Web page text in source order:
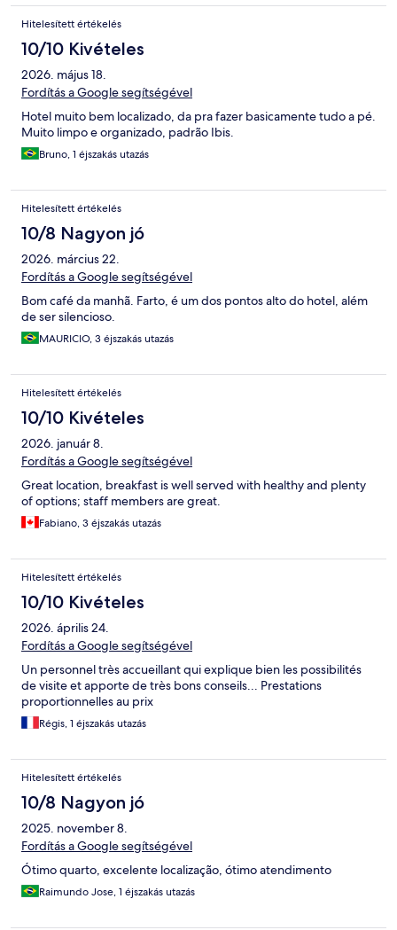
Hitelesített értékelés
10/10 Kivételes
2026. május 18.
Fordítás a Google segítségével
Hotel muito bem localizado, da pra fazer basicamente tudo a pé.
Muito limpo e organizado, padrão Ibis.
Bruno, 1 éjszakás utazás
Hitelesített értékelés
10/8 Nagyon jó
2026. március 22.
Fordítás a Google segítségével
Bom café da manhã. Farto, é um dos pontos alto do hotel, além
de ser silencioso.
MAURICIO, 3 éjszakás utazás
Hitelesített értékelés
10/10 Kivételes
2026. január 8.
Fordítás a Google segítségével
Great location, breakfast is well served with healthy and plenty
of options; staff members are great.
Fabiano, 3 éjszakás utazás
Hitelesített értékelés
10/10 Kivételes
2026. április 24.
Fordítás a Google segítségével
Un personnel très accueillant qui explique bien les possibilités
de visite et apporte de très bons conseils... Prestations
proportionnelles au prix
Régis, 1 éjszakás utazás
Hitelesített értékelés
10/8 Nagyon jó
2025. november 8.
Fordítás a Google segítségével
Ótimo quarto, excelente localização, ótimo atendimento
Raimundo Jose, 1 éjszakás utazás